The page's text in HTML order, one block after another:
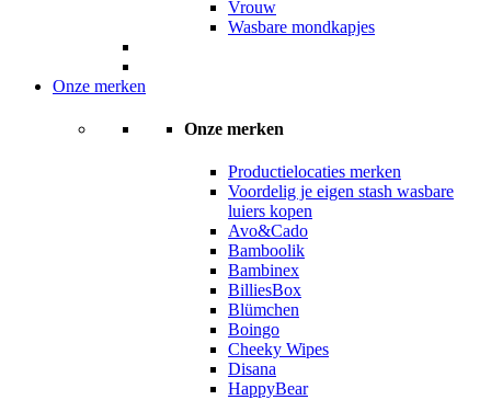
Vrouw
Wasbare mondkapjes
Onze merken
Onze merken
Productielocaties merken
Voordelig je eigen stash wasbare
luiers kopen
Avo&Cado
Bamboolik
Bambinex
BilliesBox
Blümchen
Boingo
Cheeky Wipes
Disana
HappyBear